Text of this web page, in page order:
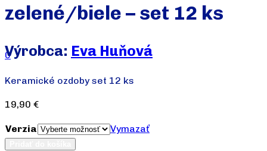
0
zelené/biele – set 12 ks
Výrobca: Eva Huňová
Keramické ozdoby set 12 ks
19,90 €
Verzia Vymazať